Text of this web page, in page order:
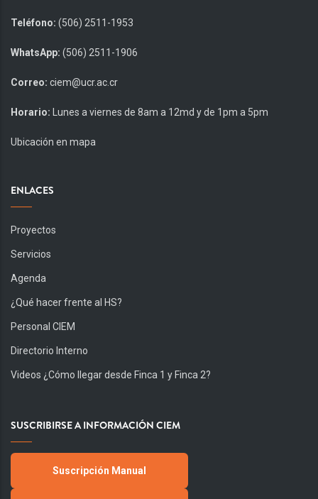
Teléfono: (506) 2511-1953
WhatsApp: (506) 2511-1906
Correo: ciem@ucr.ac.cr
Horario: Lunes a viernes de 8am a 12md y de 1pm a 5pm
Ubicación en mapa
ENLACES
Proyectos
Servicios
Agenda
¿Qué hacer frente al HS?
Personal CIEM
Directorio Interno
Videos ¿Cómo llegar desde Finca 1 y Finca 2?
SUSCRIBIRSE A INFORMACIÓN CIEM
Suscripción Manual